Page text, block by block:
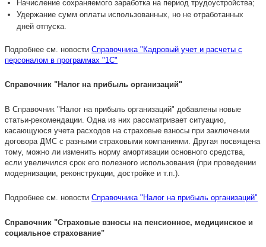
Начисление сохраняемого заработка на период трудоустройства;
Удержание сумм оплаты использованных, но не отработанных
дней отпуска.
Подробнее см. новости Справочника "Кадровый учет и расчеты с
персоналом в программах "1С"
Справочник "Налог на прибыль организаций"
В Справочник "Налог на прибыль организаций" добавлены новые
статьи-рекомендации. Одна из них рассматривает ситуацию,
касающуюся учета расходов на страховые взносы при заключении
договора ДМС с разными страховыми компаниями. Другая посвящена
тому, можно ли изменить норму амортизации основного средства,
если увеличился срок его полезного использования (при проведении
модернизации, реконструкции, достройке и т.п.).
Подробнее см. новости Справочника "Налог на прибыль организаций"
Справочник "Страховые взносы на пенсионное, медицинское и
социальное страхование"